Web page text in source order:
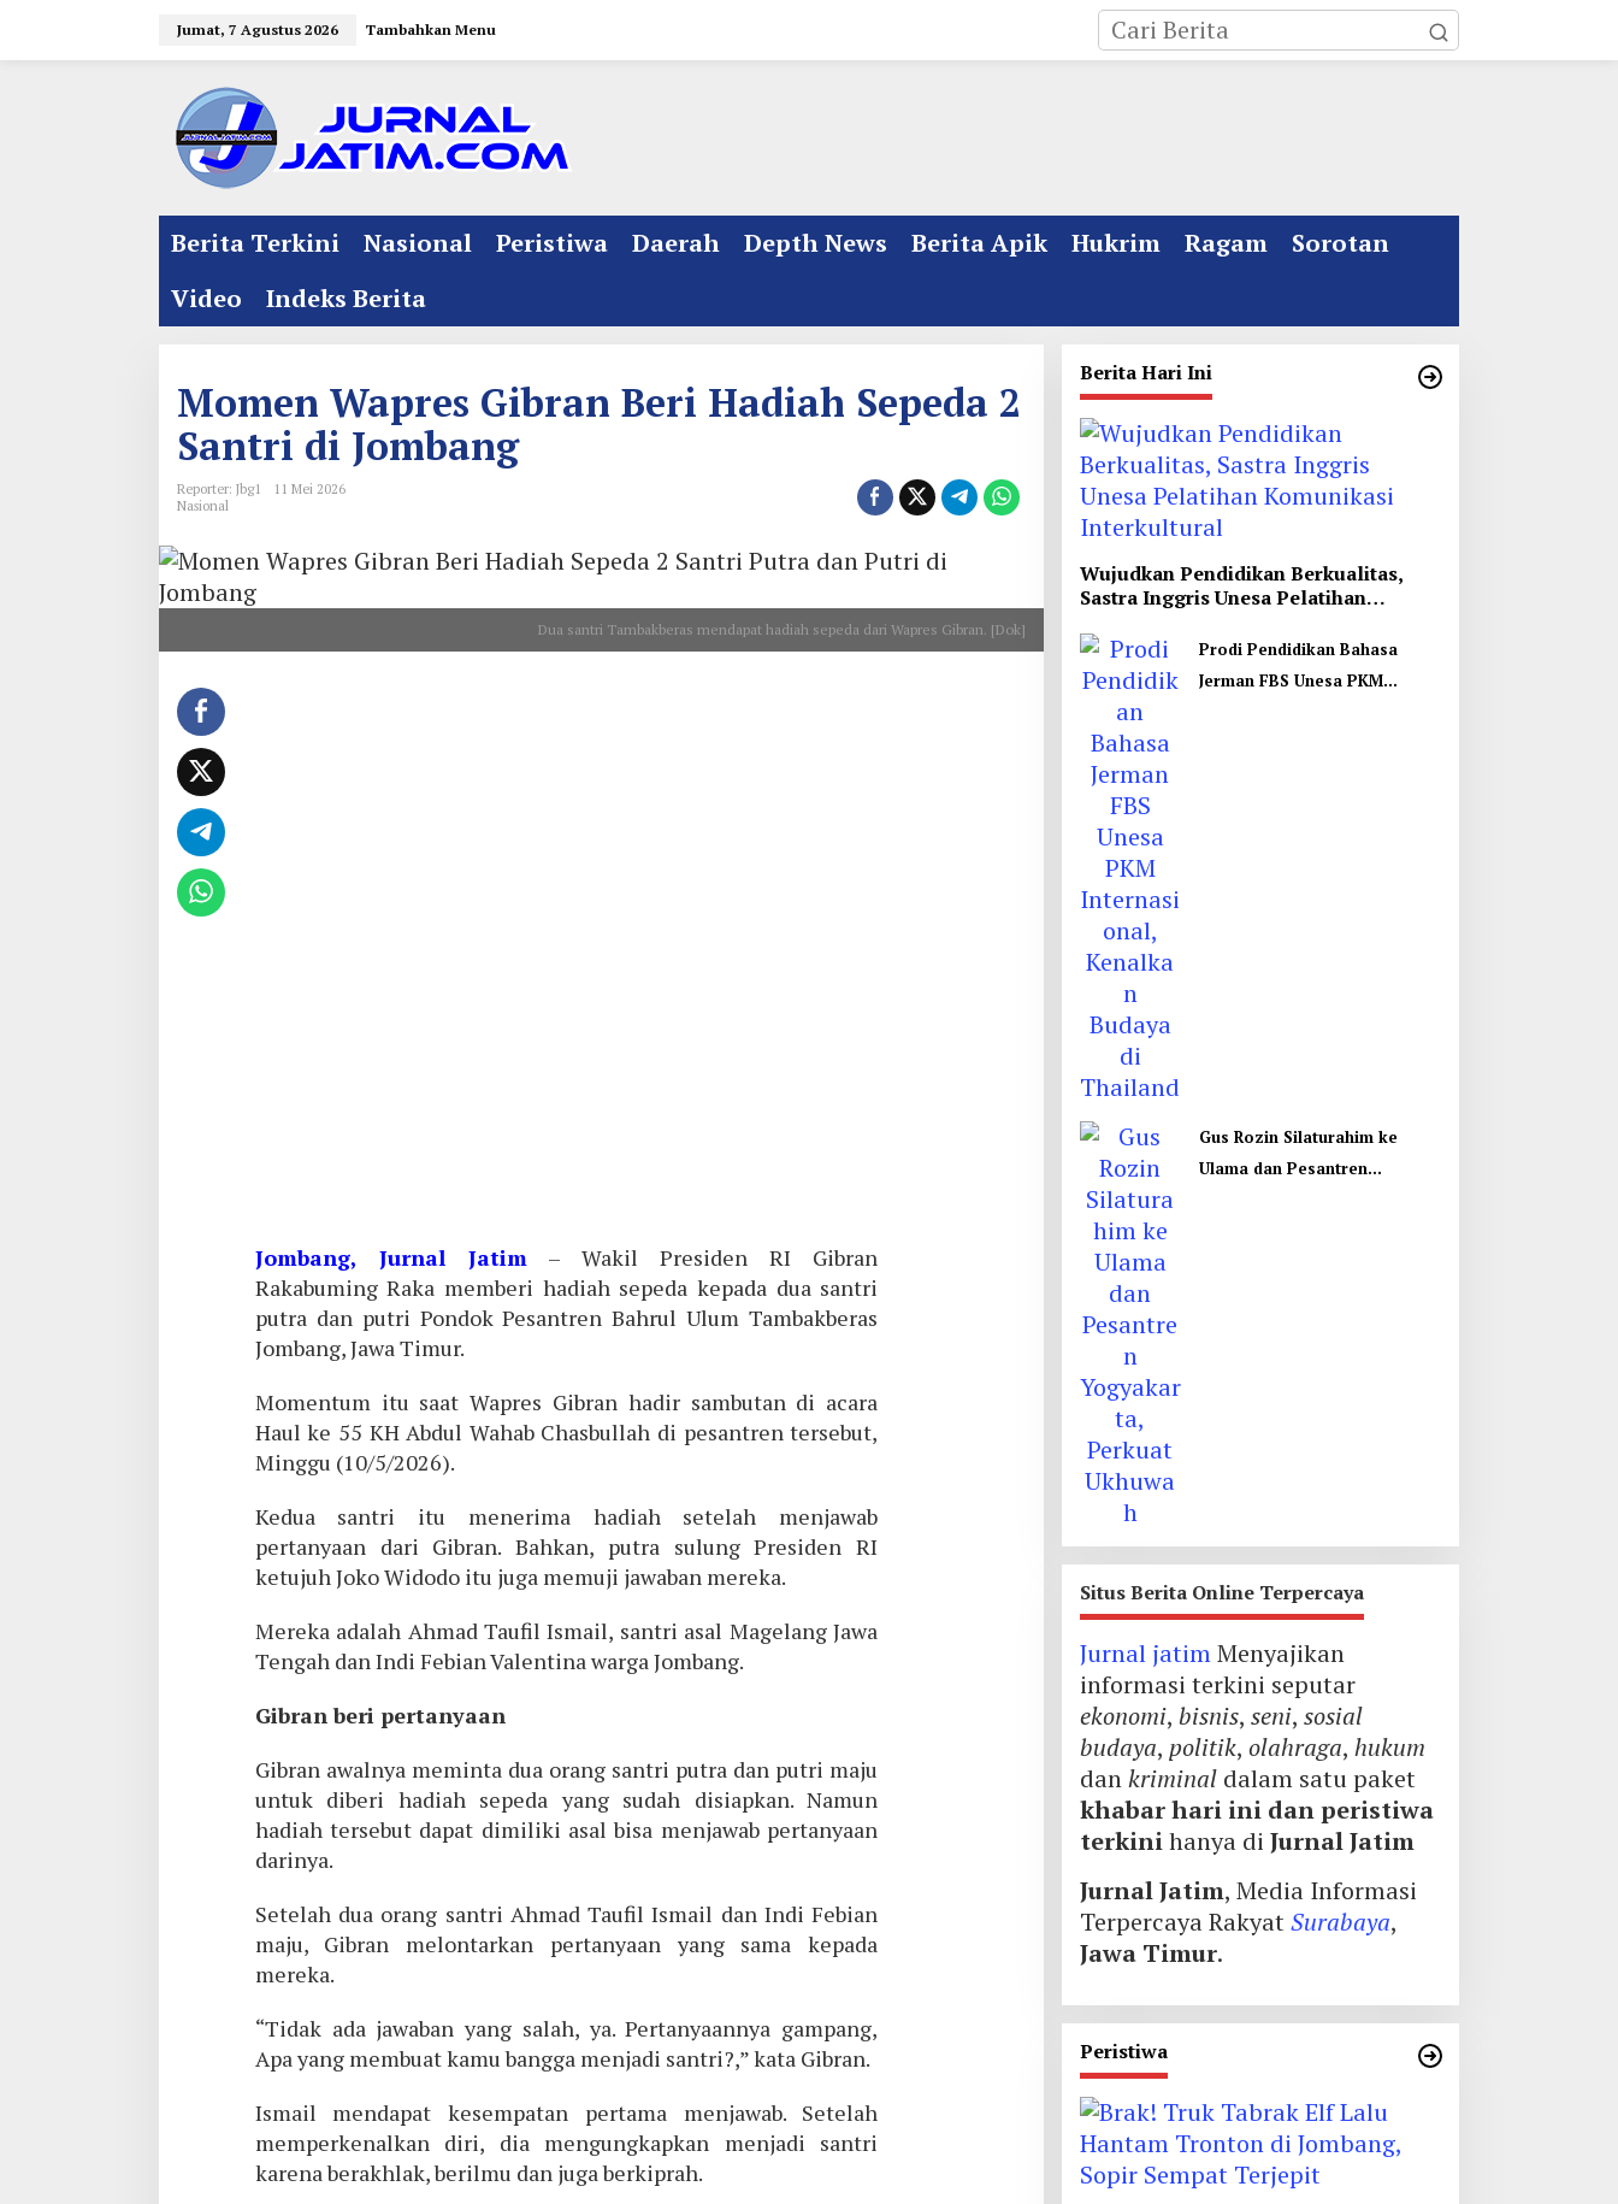
Jumat, 7 Agustus 2026 Tambahkan Menu
Berita Terkini Nasional Peristiwa Daerah Depth News Berita Apik Hukrim Ragam
Sorotan
Video
Indeks Berita
Momen Wapres Gibran Beri Hadiah Sepeda 2
Santri di Jombang
Reporter: Jbg1
11 Mei 2026
Nasional
Dua santri Tambakberas mendapat hadiah sepeda dari Wapres Gibran. [Dok]
Jombang, Jurnal Jatim– Wakil Presiden RI Gibran
Rakabuming Raka memberi hadiah sepeda kepada dua santri
putra dan putri Pondok Pesantren Bahrul Ulum Tambakberas
Jombang, Jawa Timur.
Momentum itu saat Wapres Gibran hadir sambutan di acara
Haul ke 55 KH Abdul Wahab Chasbullah di pesantren tersebut,
Minggu (10/5/2026).
Kedua santri itu menerima hadiah setelah menjawab
pertanyaan dari Gibran. Bahkan, putra sulung Presiden RI
ketujuh Joko Widodo itu juga memuji jawaban mereka.
Mereka adalah Ahmad Taufil Ismail, santri asal Magelang Jawa
Tengah dan Indi Febian Valentina warga Jombang.
Gibran beri pertanyaan
Gibran awalnya meminta dua orang santri putra dan putri maju
untuk diberi hadiah sepeda yang sudah disiapkan. Namun
hadiah tersebut dapat dimiliki asal bisa menjawab pertanyaan
darinya.
Setelah dua orang santri Ahmad Taufil Ismail dan Indi Febian
maju, Gibran melontarkan pertanyaan yang sama kepada
mereka.
“Tidak ada jawaban yang salah, ya. Pertanyaannya gampang,
Apa yang membuat kamu bangga menjadi santri?,” kata Gibran.
Ismail mendapat kesempatan pertama menjawab. Setelah
memperkenalkan diri, dia mengungkapkan menjadi santri
karena berakhlak, berilmu dan juga berkiprah.
Berita Hari Ini
Wujudkan Pendidikan Berkualitas,
Sastra Inggris Unesa Pelatihan
Prodi Pendidikan Bahasa
Jerman FBS Unesa PKM
Gus Rozin Silaturahim ke
Ulama dan Pesantren
Situs Berita Online Terpercaya
Jurnal jatimMenyajikan
informasi terkini seputar
ekonomi, bisnis, seni, sosial
budaya, politik, olahraga, hukum
dankriminaldalam satu paket
khabar hari ini dan peristiwa
terkinihanya di Jurnal Jatim
Jurnal Jatim, Media Informasi
Terpercaya RakyatSurabaya,
Jawa Timur.
Peristiwa